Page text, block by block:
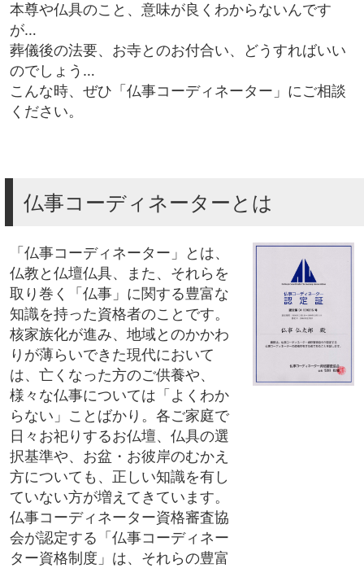
本尊や仏具のこと、意味が良くわからないんです
が…
葬儀後の法要、お寺とのお付合い、どうすればいい
のでしょう…
こんな時、ぜひ「仏事コーディネーター」にご相談
ください。
仏事コーディネーターとは
「仏事コーディネーター」とは、
仏教と仏壇仏具、また、それらを
取り巻く「仏事」に関する豊富な
知識を持った資格者のことです。
核家族化が進み、地域とのかかわ
りが薄らいできた現代において
は、亡くなった方のご供養や、
様々な仏事については「よくわか
らない」ことばかり。各ご家庭で
日々お祀りするお仏壇、仏具の選
択基準や、お盆・お彼岸のむかえ
方についても、正しい知識を有し
ていない方が増えてきています。
仏事コーディネーター資格審査協
会が認定する「仏事コーディネー
ター資格制度」は、それらの豊富